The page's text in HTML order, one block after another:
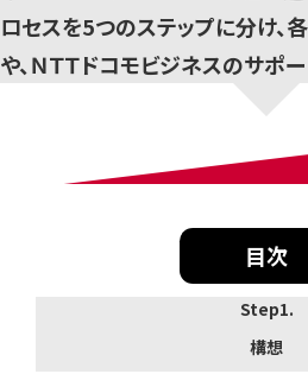
ロセスを5つのステップに分け、
や、ＮＴＴドコモビジネスのサポ
目次
Step1.
構想